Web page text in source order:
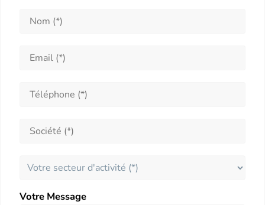
Votre Message